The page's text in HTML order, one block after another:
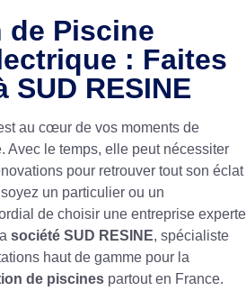
de Piscine
: Faites
SUD RESINE
au cœur de vos moments de
Avec le temps, elle peut nécessiter
pour retrouver tout son éclat
un particulier ou un
de choisir une entreprise experte
société SUD RESINE, spécialiste
haut de gamme pour la
de piscines partout en France.